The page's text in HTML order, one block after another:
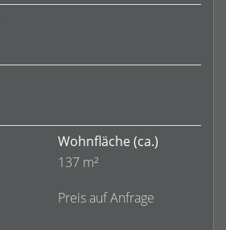
Wohnfläche (ca.)
137 m²
Preis auf Anfrage